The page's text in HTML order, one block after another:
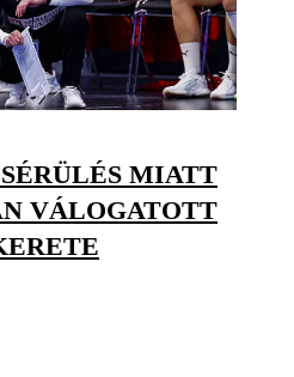
MIATT
VÁLOGATOTT